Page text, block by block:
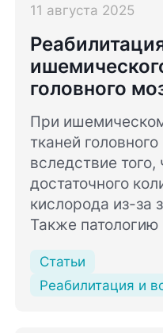
11 августа 2025
головного
При
тканей
вследствие того,
достаточного
кислорода из-за
Также
Статьи
Реабилитация и